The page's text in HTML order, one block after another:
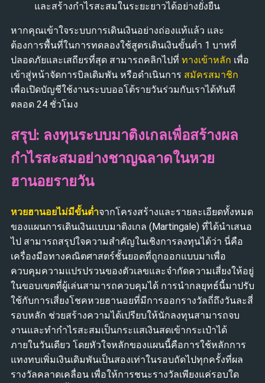
และสร้างกำไรสะสมในระยะยาวได้อย่างยั่งยืน
หากคุณเข้าใจระบบการเดินเงินอย่างถ่องแท้แล้ว และ
ต้องการพื้นที่ในการทดลองใช้สูตรเดินเงินขั้นต่ำ 1 บาทที่
ปลอดภัยและเสถียรที่สุด สามารถคลิกไปที่ ทางเข้าหลัก เพื่อ
เข้าสู่หน้าจัดการบิลเดิมพัน หรือดำเนินการ สมัครสมาชิก
เพื่อเปิดบัญชีใช้งานระบบออโต้รายวันร่วมกับเราได้ทันที
ตลอด 24 ชั่วโมง
สรุป: ลงทุนระบบมาติงเกลเพื่อสร้างผล
กำไรสะสมอย่างชาญฉลาดในหวย
ฮานอยรายวัน
หวยฮานอยไม่มีขั้นต่ำจากโครงสร้างและรายละเอียดทั้งหมด
ของแผนการเดินเงินแบบมาติงเกล (Martingale) ที่ได้นำเสนอ
ไป สามารถสรุปใจความสำคัญในเชิงการลงทุนได้ว่า นี่คือ
เครื่องมือทางคณิตศาสตร์ชั้นยอดที่ถูกออกแบบมาเพื่อ
ควบคุมความแปรปรวนของตัวเลขและจำกัดความเสี่ยงให้อยู่
ในขอบเขตที่ผู้เล่นสามารถควบคุมได้ การนำกลยุทธ์นี้มาปรับ
ใช้กับการเสี่ยงโชคหวยฮานอยที่มีการออกรางวัลถี่ถึงวันละสี่
รอบหลัก ช่วยสร้างความได้เปรียบให้นักลงทุนสามารถจบ
งานและทำกำไรสะสมเป็นกระแสเงินสดเข้ากระเป๋าได้
ภายในวันเดียว โดยหัวใจหลักของแผนนี้คือการใช้หลักการ
แทงทบเพิ่มเงินเดิมพันเป็นสองเท่าในรอบถัดไปทุกครั้งที่ผล
รางวัลคลาดเคลื่อน เพื่อให้การชนะรางวัลเพียงแค่รอบใด